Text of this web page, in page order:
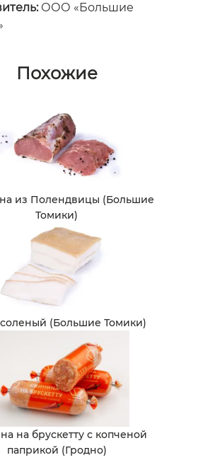
ООО «Большие
Похожие
из Полендвицы (Большие
Томики)
(Большие Томики)
на брускетту с копченой
паприкой (Гродно)